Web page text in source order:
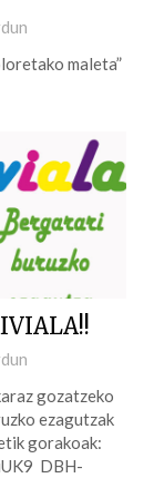
maleta”
gozatzeko
ezagutzak
gorakoak:
DBH-